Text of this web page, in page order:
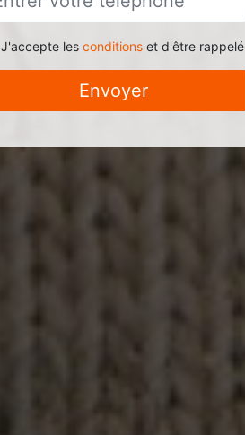
J'accepte les conditionset d'être rappelé
Envoyer